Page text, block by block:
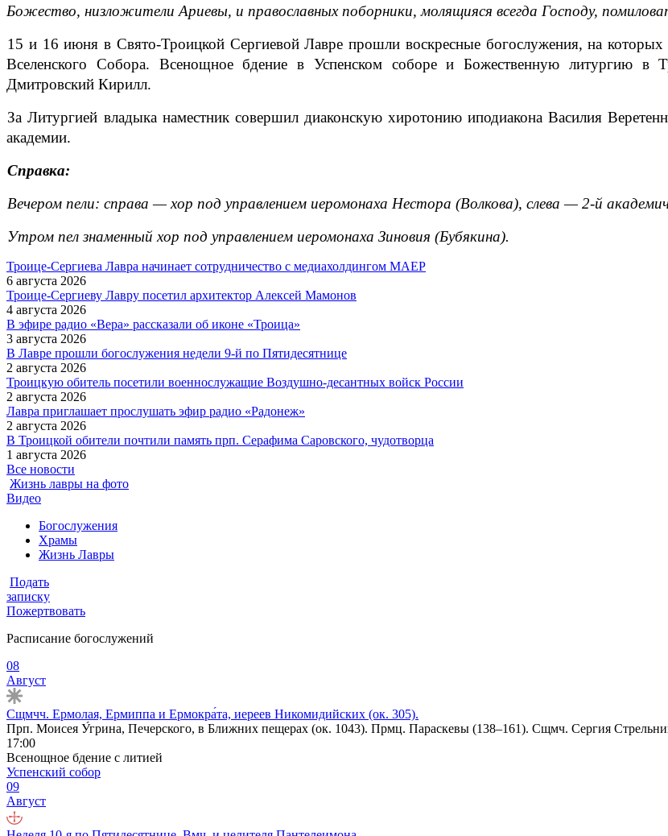
Божество, низложители Ариевы, и православных поборники, молящияся всегда Господу,
15 и 16 июня в Свято-Троицкой Сергиевой Лавре прошли воскресные богослужения, на
Вселенского Собора. Всенощное бдение в Успенском соборе и Божественную литургию в
Дмитровский Кирилл.
За Литургией владыка наместник совершил диаконскую хиротонию иподиакона Василия
академии.
Справка:
Вечером пели: справа — хор под управлением иеромонаха Нестора (Волкова), слева — 2-й
Утром пел знаменный хор под управлением иеромонаха Зиновия (Бубякина).
Троице-Сергиева Лавра начинает сотрудничество с медиахолдингом МАЕР
6 августа 2026
Троице-Сергиеву Лавру посетил архитектор Алексей Мамонов
4 августа 2026
В эфире радио «Вера» рассказали об иконе «Троица»
3 августа 2026
В Лавре прошли богослужения недели 9-й по Пятидесятнице
2 августа 2026
Троицкую обитель посетили военнослужащие Воздушно-десантных войск России
2 августа 2026
Лавра приглашает прослушать эфир радио «Радонеж»
2 августа 2026
В Троицкой обители почтили память прп. Серафима Саровского, чудотворца
1 августа 2026
Все новости
Жизнь лавры на фото
Видео
Богослужения
Храмы
Жизнь Лавры
Подать
записку
Пожертвовать
Расписание богослужений
08
Август
Сщмчч. Ермолая, Ермиппа и Ермокра́та, иереев Никомидийских (ок. 305).
Прп. Моисея У́грина, Печерского, в Ближних пещерах (ок. 1043). Прмц. Параскевы (138–161). Сщмч. Сергия
17:00
Всенощное бдение с литией
Успенский собор
09
Август